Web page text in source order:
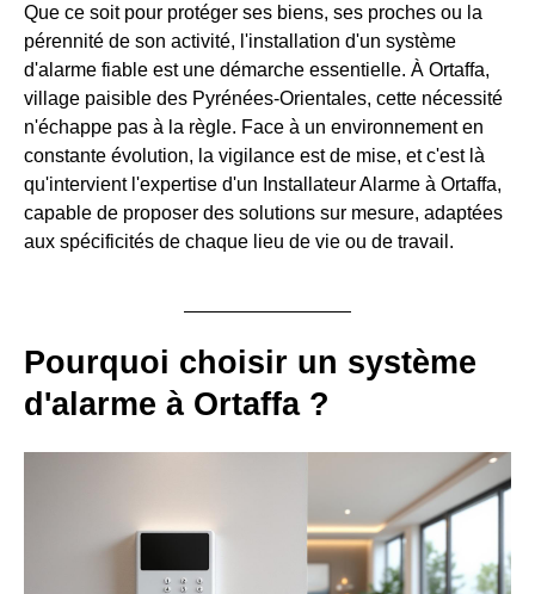
Que ce soit pour protéger ses biens, ses proches ou la
pérennité de son activité, l'installation d'un système
d'alarme fiable est une démarche essentielle. À Ortaffa,
village paisible des Pyrénées-Orientales, cette nécessité
n'échappe pas à la règle. Face à un environnement en
constante évolution, la vigilance est de mise, et c'est là
qu'intervient l'expertise d'un Installateur Alarme à Ortaffa,
capable de proposer des solutions sur mesure, adaptées
aux spécificités de chaque lieu de vie ou de travail.
Pourquoi choisir un système
d'alarme à Ortaffa ?